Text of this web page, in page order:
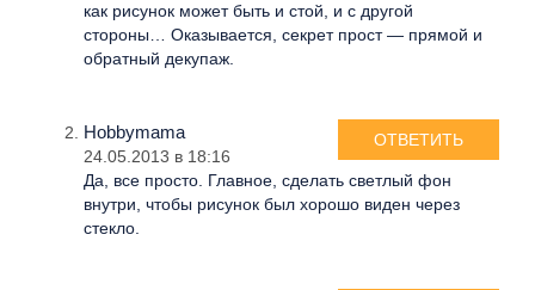
как рисунок может быть и стой, и с другой
стороны… Оказывается, секрет прост — прямой и
обратный декупаж.
Hobbymama
24.05.2013 в 18:16
Да, все просто. Главное, сделать светлый фон
внутри, чтобы рисунок был хорошо виден через
стекло.
ОТВЕТИТЬ